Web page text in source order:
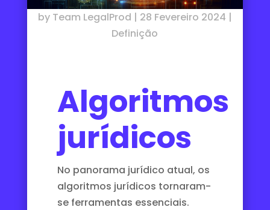
by Team LegalProd | 28 Fevereiro 2024 |
Definição
Algoritmos
jurídicos
No panorama jurídico atual, os
algoritmos jurídicos tornaram-
se ferramentas essenciais.